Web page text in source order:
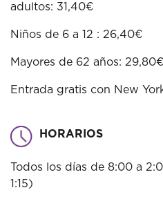
adultos: 31,40€
Niños de 6 a 12 : 26,40€
Mayores de 62 años: 29,80€
Entrada gratis con New
HORARIOS
Todos los días de 8:00 a
1:15)